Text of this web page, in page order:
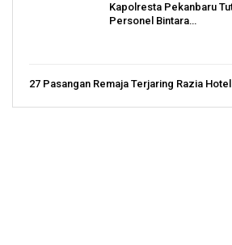
Kapolresta Pekanbaru
Personel Bintara…
27 Pasangan Remaja Terjaring Razia